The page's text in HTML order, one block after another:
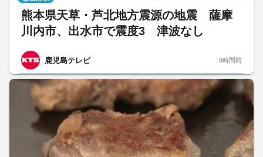
熊本県天草・芦北地方震源の地震 薩摩
川内市、出水市で震度3 津波なし
鹿児島テレビ 5時間前